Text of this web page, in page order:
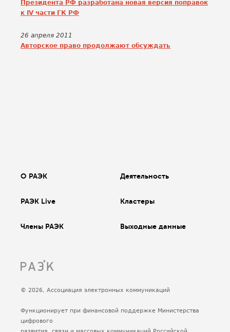
Президента РФ разработана новая версия поправок
к IV части ГК РФ
26 апреля 2011
Авторское право продолжают обсуждать
О РАЭК Деятельность
РАЭК Live Кластеры
Члены РАЭК Выходные данные
© 2026, Ассоциация электронных коммуникаций
Функционирует при финансовой поддержке Министерства
цифрового